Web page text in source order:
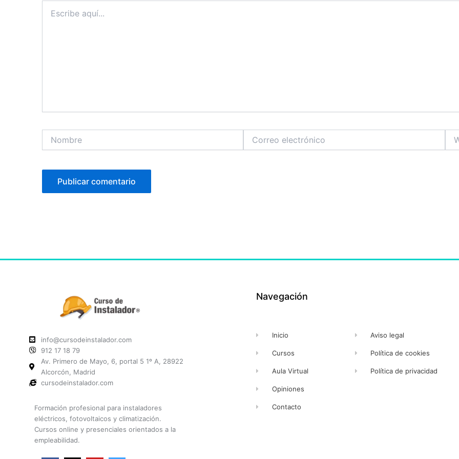
aquí...
electrónico
info@cursodeinstalador.com
912 17 18 79
Av. Primero de Mayo, 6, portal 5 1º A, 28922
Alcorcón, Madrid
cursodeinstalador.com
Formación profesional para instaladores
eléctricos, fotovoltaicos y climatización.
Cursos online y presenciales orientados a la
empleabilidad.
Navegación
Inicio
Cursos
Aula Virtual
Opiniones
Contacto
Aviso legal
Política de cookies
Política de privacidad